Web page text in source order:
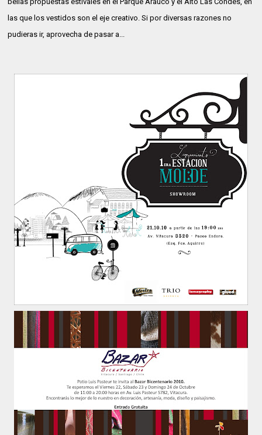
las que los vestidos son el eje creativo. Si por diversas razones no
pudieras ir, aprovecha de pasar a...